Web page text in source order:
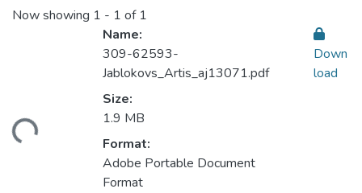
Now showing 1 - 1 of 1
Name:
309-62593-
Jablokovs_Artis_aj13071.pdf
Size:
1.9 MB
Format:
Adobe Portable Document
Format
Down
load